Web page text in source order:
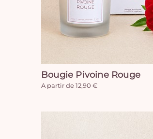
Bougie Pivoine Rouge
A partir de 12,90 €